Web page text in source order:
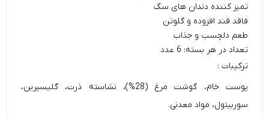
تمیز کننده دندان های سگ
فاقد قند افزوده و گلوتن
طعم دلچسب و جذاب
تعداد در هر بسته: 6 عدد
ترکیبات :
پوست خام، گوشت مرغ (28%)، نشاسته ذرت، گلیسیرین،
سوربیتول، مواد معدنی.